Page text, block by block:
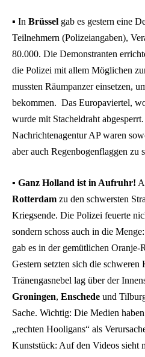
▪️ In Brüssel gab es gestern eine
Teilnehmern (Polizeiangaben),
80.000. Die Demonstranten
die Polizei mit allem Möglichen
mussten Räumpanzer einsetzen,
bekommen. Das Europaviertel,
wurde mit Stacheldraht
Nachrichtenagentur AP waren
aber auch Regenbogenflaggen zu
▪️ Ganz Holland ist in Aufruhr!
Rotterdam zu den schwersten
Kriegsende. Die Polizei feuerte
sondern schoss auch in die
gab es in der gemütlichen
Gestern setzten sich die schweren
Tränengasnebel lag über der
Groningen, Enschede und
Sache. Wichtig: Die Medien
„rechten Hooligans“ als
Kunststück: Auf den Videos sieht